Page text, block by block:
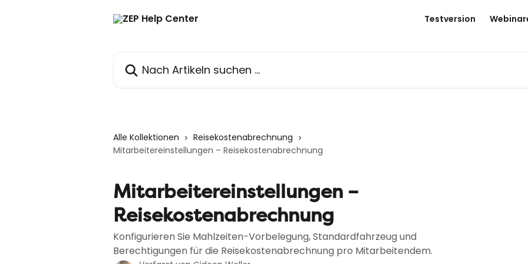
Testversion
Alle Kollektionen
Reisekostenabrechnung
Mitarbeitereinstellungen – Reisekostenabrechnung
Mitarbeitereinstellungen –
Reisekostenabrechnung
Konfigurieren Sie Mahlzeiten-Vorbelegung, Standardfahrzeug und
Berechtigungen für die Reisekostenabrechnung pro Mitarbeitendem.